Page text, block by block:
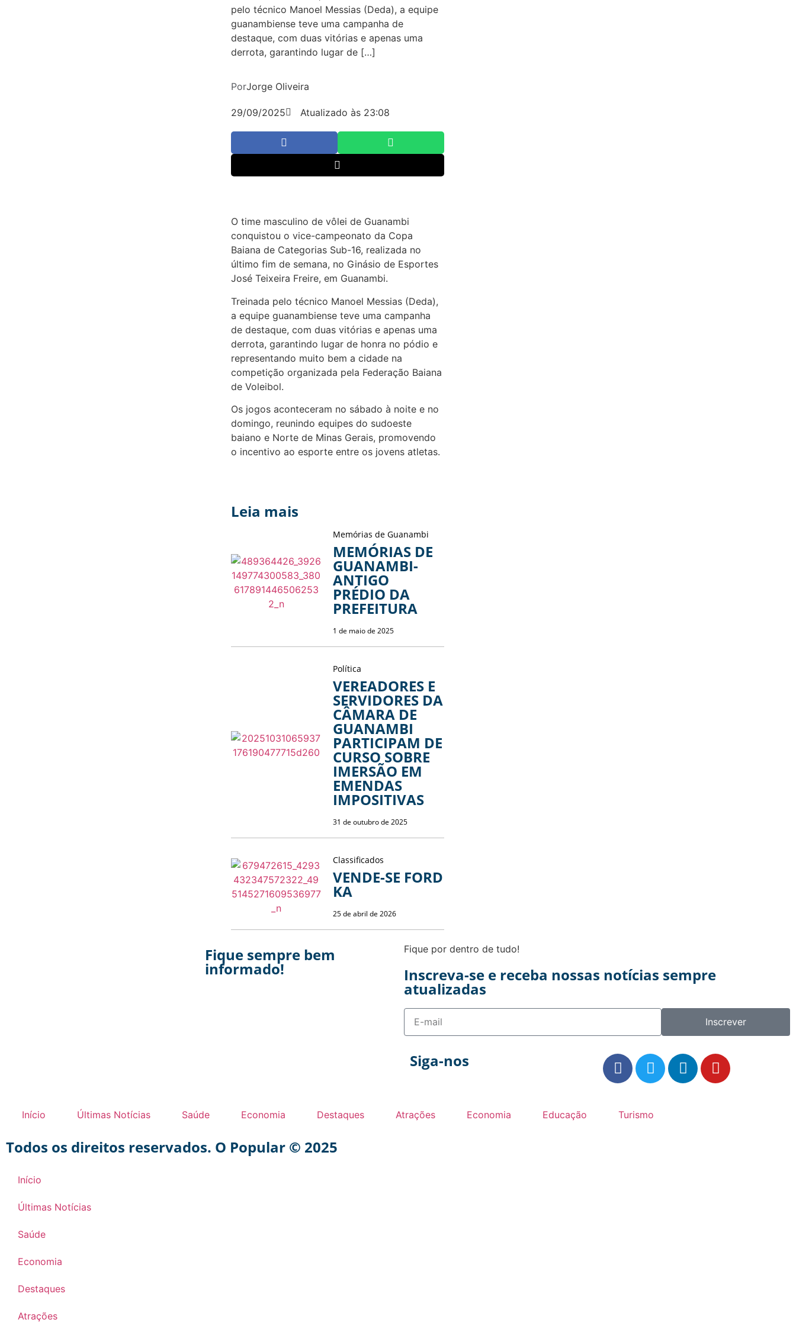
pelo técnico Manoel Messias (Deda), a equipe
guanambiense teve uma campanha de
destaque, com duas vitórias e apenas uma
derrota, garantindo lugar de […]
PorJorge Oliveira
29/09/2025 Atualizado às 23:08
O time masculino de vôlei de Guanambi
conquistou o vice-campeonato da Copa
Baiana de Categorias Sub-16, realizada no
último fim de semana, no Ginásio de Esportes
José Teixeira Freire, em Guanambi.
Treinada pelo técnico Manoel Messias (Deda),
a equipe guanambiense teve uma campanha
de destaque, com duas vitórias e apenas uma
derrota, garantindo lugar de honra no pódio e
representando muito bem a cidade na
competição organizada pela Federação Baiana
de Voleibol.
Os jogos aconteceram no sábado à noite e no
domingo, reunindo equipes do sudoeste
baiano e Norte de Minas Gerais, promovendo
o incentivo ao esporte entre os jovens atletas.
Leia mais
Memórias de Guanambi
MEMÓRIAS DE
GUANAMBI-
ANTIGO
PRÉDIO DA
PREFEITURA
1 de maio de 2025
Política
VEREADORES E
SERVIDORES DA
CÂMARA DE
GUANAMBI
PARTICIPAM DE
CURSO SOBRE
IMERSÃO EM
EMENDAS
IMPOSITIVAS
31 de outubro de 2025
Classificados
VENDE-SE FORD
KA
25 de abril de 2026
Fique sempre bem
informado!
Fique por dentro de tudo!
Inscreva-se e receba nossas notícias sempre
atualizadas
Inscrever
Siga-nos
Início Últimas Notícias Saúde Economia Destaques Atrações Economia Educação Turismo
Todos os direitos reservados. O Popular © 2025
Início
Últimas Notícias
Saúde
Economia
Destaques
Atrações